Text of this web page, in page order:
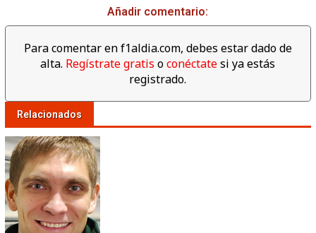
Añadir comentario:
Para comentar en f1aldia.com, debes estar dado de
alta. Regístrate gratis oconéctatesi ya estás
registrado.
Relacionados